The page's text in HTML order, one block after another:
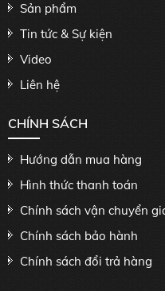
Sản phẩm
Tin tức & Sự kiện
Video
Liên hệ
CHÍNH SÁCH
Hướng dẫn mua hàng
Hình thức thanh toán
Chính sách vận chuyển
Chính sách bảo hành
Chính sách đổi trả hàng